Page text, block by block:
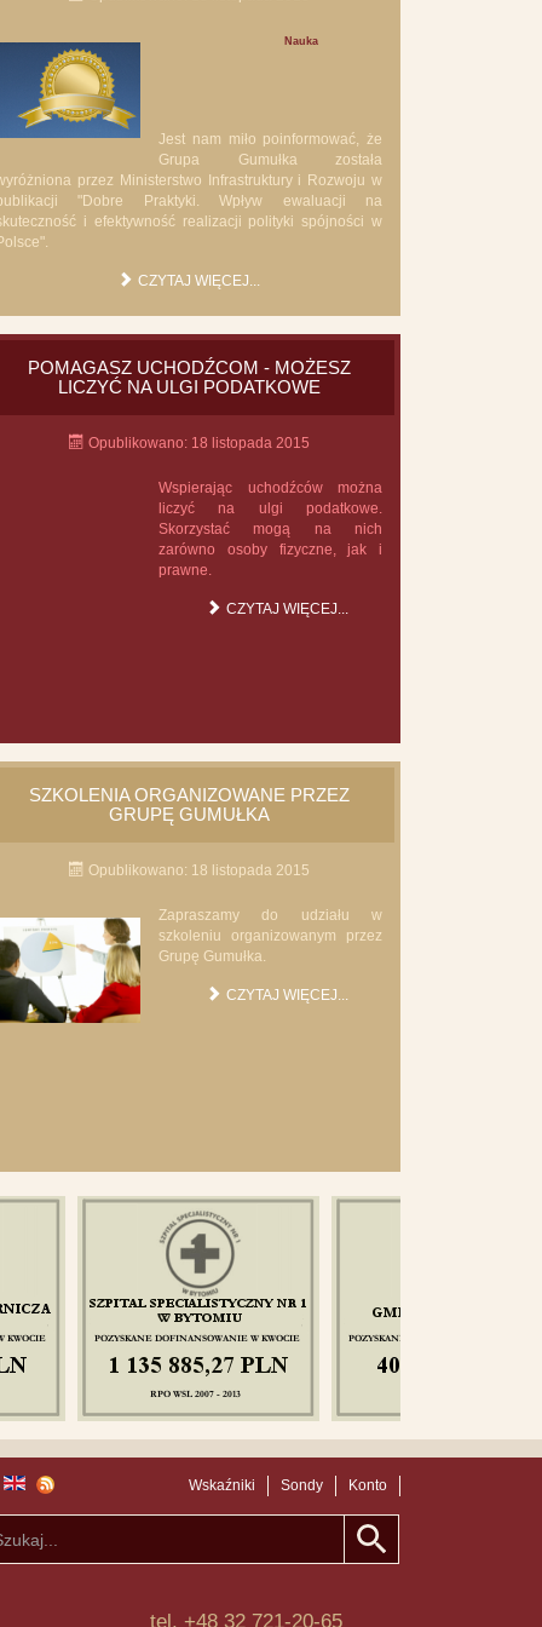
Nauka
Jest nam miło poinformować, że
Grupa Gumułka została
przez Ministerstwo Infrastruktury i Rozwoju w
"Dobre Praktyki. Wpływ ewaluacji na
i efektywność realizacji polityki spójności w
CZYTAJ WIĘCEJ...
POMAGASZ UCHODŹCOM - MOŻESZ
LICZYĆ NA ULGI PODATKOWE
Opublikowano: 18 listopada 2015
Wspierając uchodźców można
liczyć na ulgi podatkowe.
Skorzystać mogą na nich
zarówno osoby fizyczne, jak i
prawne.
CZYTAJ WIĘCEJ...
SZKOLENIA ORGANIZOWANE PRZEZ
GRUPĘ GUMUŁKA
Opublikowano: 18 listopada 2015
Zapraszamy do udziału w
szkoleniu organizowanym przez
Grupę Gumułka.
CZYTAJ WIĘCEJ...
Wskaźniki Sondy Konto
tel. +48 32 721-20-65